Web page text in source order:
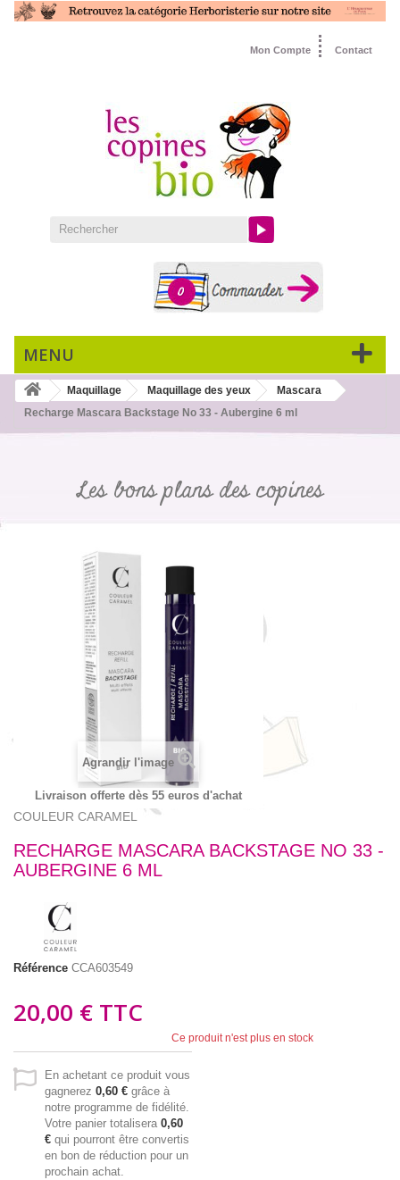
Contact
Mon Compte
0
MENU
Maquillage Maquillage des yeux
Mascara
Recharge Mascara Backstage No 33 - Aubergine 6 ml
Les bons plans des copines
Agrandir l'image
Livraison offerte dès 55 euros d'achat
COULEUR CARAMEL
RECHARGE MASCARA BACKSTAGE NO 33 -
AUBERGINE 6 ML
Référence CCA603549
20,00 € TTC
Ce produit n'est plus en stock
En achetant ce produit vous
gagnerez 0,60 € grâce à
notre programme de fidélité.
Votre panier totalisera 0,60
€ qui pourront être convertis
en bon de réduction pour un
prochain achat.